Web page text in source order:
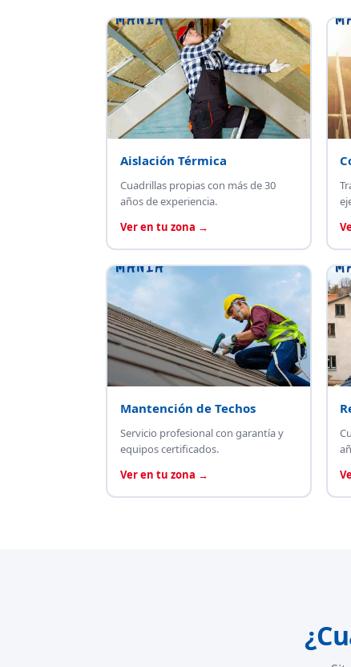
Aislación Térmica
Cuadrillas propias con más de 30
años de experiencia.
Ver en tu zona →
Mantención de Techos
Servicio profesional con garantía y
equipos certificados.
Ver en tu zona →